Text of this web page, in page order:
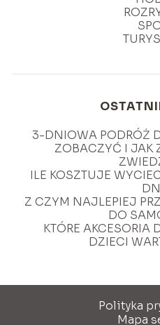
3-DNIOWA PODRÓŻ
ZOBACZYĆ I JAK
ILE KOSZTUJE
Z CZYM NAJLEPIEJ
DO
KTÓRE AKCESORIA
DZIECI
Polityka
Mapa